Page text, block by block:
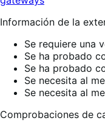
Información de la
Se requiere una
Se ha probado
Se ha probado
Se necesita al
Se necesita al
Comprobaciones de